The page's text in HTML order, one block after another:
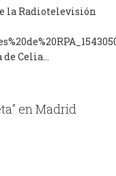
la Radiotelevisión
de Celia…
en Madrid